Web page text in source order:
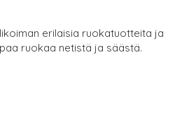
erilaisia ruokatuotteita ja
ruokaa netistä ja säästä.